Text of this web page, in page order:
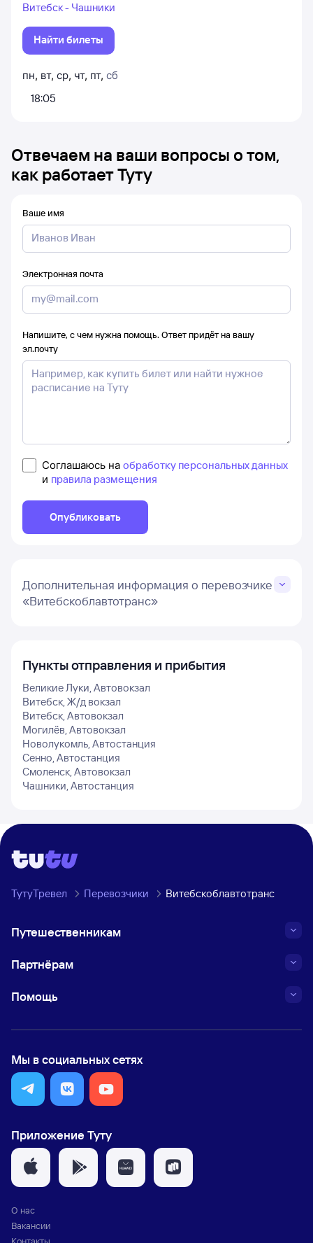
Витебск - Чашники
Найти билеты
пн, вт, ср, чт, пт, сб
18:05
Отвечаем на ваши вопросы о том,
как работает Туту
Ваше имя
Электронная почта
Напишите, с чем нужна помощь. Ответ придёт на вашу
эл.почту
Соглашаюсь на обработку персональных данных
и правила размещения
Опубликовать
Дополнительная информация о перевозчике
«Витебскоблавтотранс»
Пункты отправления и прибытия
Великие Луки, Автовокзал
Витебск, Ж/д вокзал
Витебск, Автовокзал
Могилёв, Автовокзал
Новолукомль, Автостанция
Сенно, Автостанция
Смоленск, Автовокзал
Чашники, Автостанция
ТутуТревел Перевозчики Витебскоблавтотранс
Путешественникам
Партнёрам
Помощь
Мы в социальных сетях
Приложение Туту
О нас
Вакансии